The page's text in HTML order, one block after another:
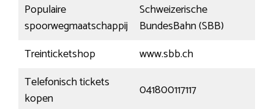
Populaire
spoorwegmaatschappij
Schweizerische
BundesBahn (SBB)
Treinticketshop
www.sbb.ch
Telefonisch tickets
kopen
041800117117